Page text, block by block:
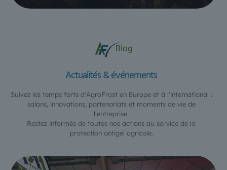
Blog
Actualités & événements
Suivez les temps forts d'AgroFrost en Europe et à l'international :
salons, innovations, partenariats et moments de vie de
l'entreprise.
Restez informés de toutes nos actions au service de la
protection antigel agricole.